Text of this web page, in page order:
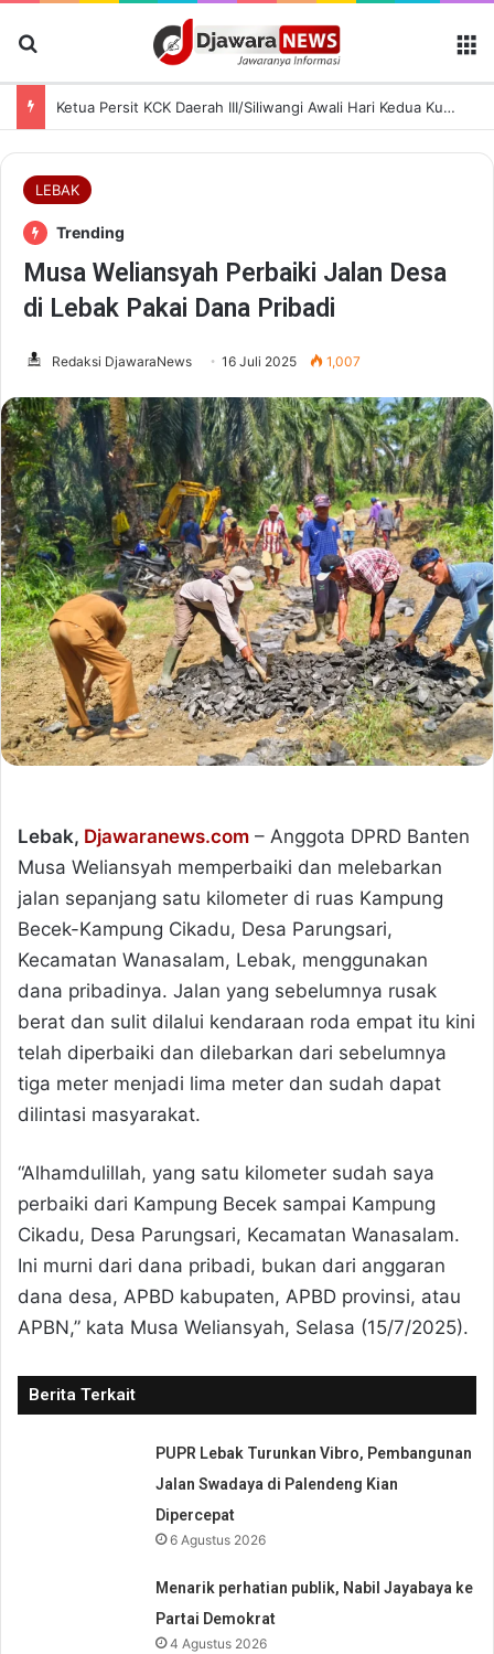
Ketua Persit KCK Daerah III/Siliwangi Awali Hari Kedua Kunjungan Kerja di TK Kartika XIX-39
LEBAK
Trending
Musa Weliansyah Perbaiki Jalan Desa
di Lebak Pakai Dana Pribadi
Redaksi DjawaraNews 16 Juli 2025 1,007
Lebak, Djawaranews.com – Anggota DPRD Banten
Musa Weliansyah memperbaiki dan melebarkan
jalan sepanjang satu kilometer di ruas Kampung
Becek-Kampung Cikadu, Desa Parungsari,
Kecamatan Wanasalam, Lebak, menggunakan
dana pribadinya. Jalan yang sebelumnya rusak
berat dan sulit dilalui kendaraan roda empat itu kini
telah diperbaiki dan dilebarkan dari sebelumnya
tiga meter menjadi lima meter dan sudah dapat
dilintasi masyarakat.
“Alhamdulillah, yang satu kilometer sudah saya
perbaiki dari Kampung Becek sampai Kampung
Cikadu, Desa Parungsari, Kecamatan Wanasalam.
Ini murni dari dana pribadi, bukan dari anggaran
dana desa, APBD kabupaten, APBD provinsi, atau
APBN,” kata Musa Weliansyah, Selasa (15/7/2025).
Berita Terkait
PUPR Lebak Turunkan Vibro, Pembangunan
Jalan Swadaya di Palendeng Kian
Dipercepat
6 Agustus 2026
Menarik perhatian publik, Nabil Jayabaya ke
Partai Demokrat
4 Agustus 2026